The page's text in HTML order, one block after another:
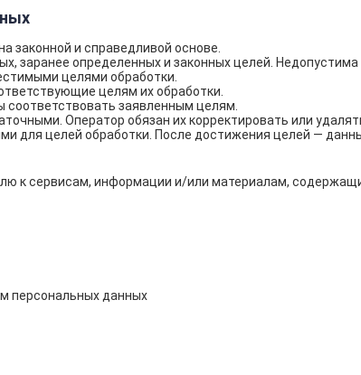
законной и справедливой основе.
заранее определенных и законных целей.
целями обработки.
целям их обработки.
заявленным целям.
Оператор обязан их корректировать или
для целей обработки. После достижения целей —
к сервисам, информации и/или материалам,
персональных данных